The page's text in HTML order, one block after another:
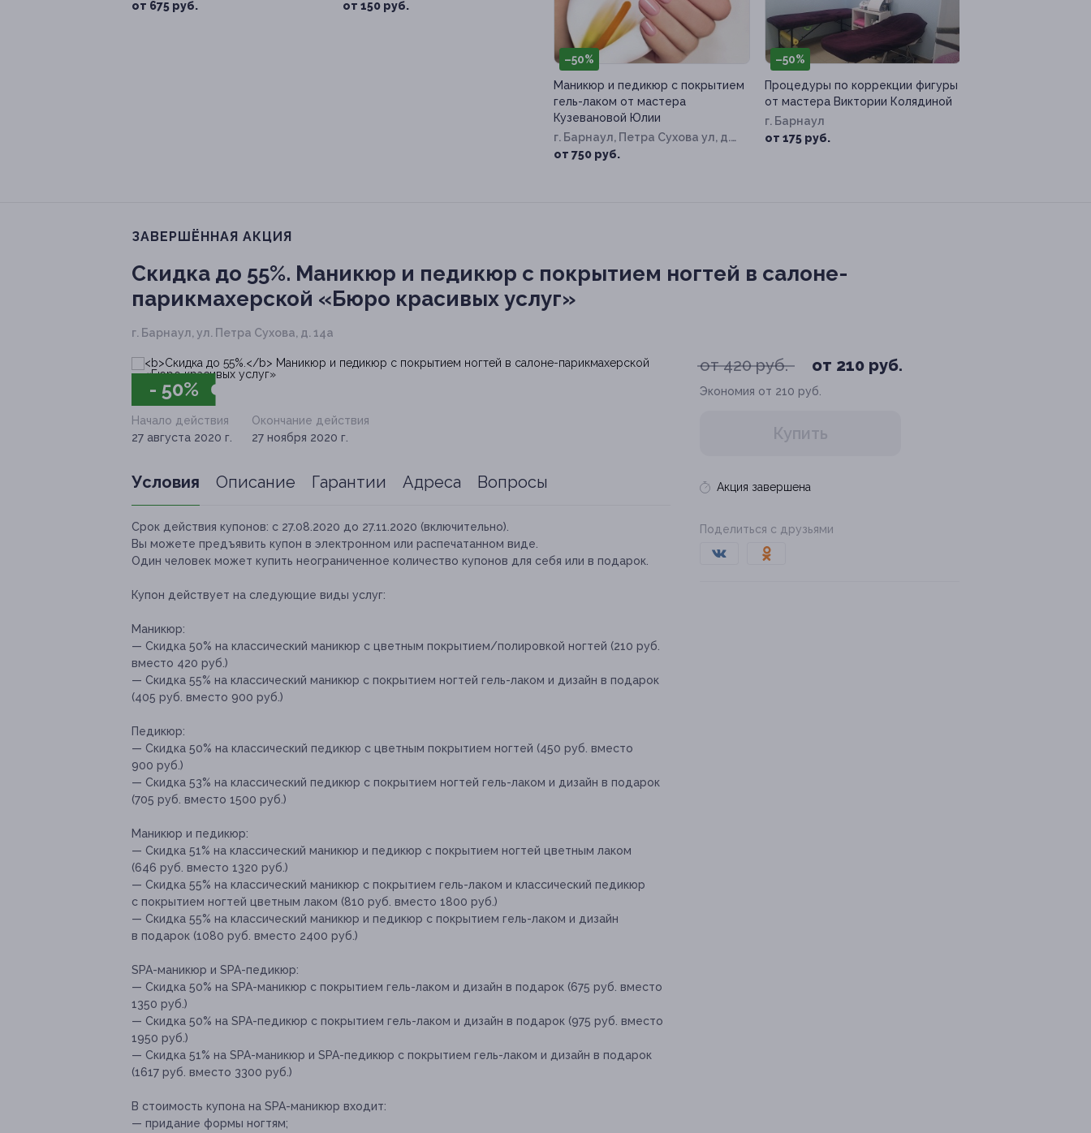
от 675 руб.
от 150 руб.
–50%
Маникюр и педикюр с покрытием
гель-лаком от мастера
Кузевановой Юлии
г. Барнаул, Петра Сухова ул, д.
14а
от 750 руб.
–50%
Процедуры по коррекции фигуры
от мастера Виктории Колядиной
г. Барнаул
от 175 руб.
ЗАВЕРШЁННАЯ АКЦИЯ
Скидка до 55%. Маникюр и педикюр с покрытием ногтей в салоне-
парикмахерской «Бюро красивых услуг»
г. Барнаул, ул. Петра Сухова, д. 14а
- 50%
от 420 руб. от 210 руб.
Экономия от 210 руб.
Купить
Акция завершена
Поделиться с друзьями
Начало действия
27 августа 2020 г.
Окончание действия
27 ноября 2020 г.
Условия Описание Гарантии Адреса Вопросы
Срок действия купонов: с 27.08.2020 до 27.11.2020 (включительно).
Вы можете предъявить купон в электронном или распечатанном виде.
Один человек может купить неограниченное количество купонов для себя или в подарок.
Купон действует на следующие виды услуг:
Маникюр:
— Скидка 50% на классический маникюр с цветным покрытием/полировкой ногтей (210 руб.
вместо 420 руб.)
— Скидка 55% на классический маникюр с покрытием ногтей гель-лаком и дизайн в подарок
(405 руб. вместо 900 руб.)
Педикюр:
— Скидка 50% на классический педикюр с цветным покрытием ногтей (450 руб. вместо
900 руб.)
— Скидка 53% на классический педикюр с покрытием ногтей гель-лаком и дизайн в подарок
(705 руб. вместо 1500 руб.)
Маникюр и педикюр:
— Скидка 51% на классический маникюр и педикюр с покрытием ногтей цветным лаком
(646 руб. вместо 1320 руб.)
— Скидка 55% на классический маникюр с покрытием гель-лаком и классический педикюр
с покрытием ногтей цветным лаком (810 руб. вместо 1800 руб.)
— Скидка 55% на классический маникюр и педикюр с покрытием гель-лаком и дизайн
в подарок (1080 руб. вместо 2400 руб.)
SPA-маникюр и SPA-педикюр:
— Скидка 50% на SPA-маникюр с покрытием гель-лаком и дизайн в подарок (675 руб. вместо
1350 руб.)
— Скидка 50% на SPA-педикюр с покрытием гель-лаком и дизайн в подарок (975 руб. вместо
1950 руб.)
— Скидка 51% на SPA-маникюр и SPA-педикюр с покрытием гель-лаком и дизайн в подарок
(1617 руб. вместо 3300 руб.)
В стоимость купона на SPA-маникюр входит:
— придание формы ногтям;